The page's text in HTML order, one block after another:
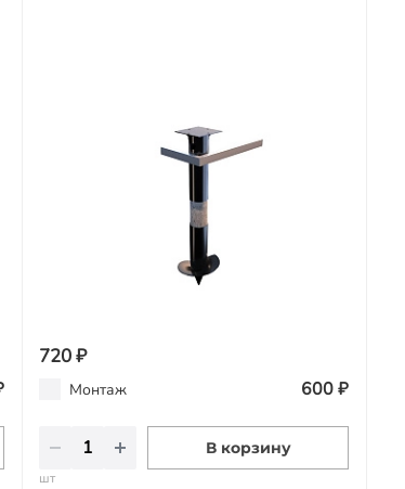
720 ₽
Монтаж 600 ₽
В корзину
шт